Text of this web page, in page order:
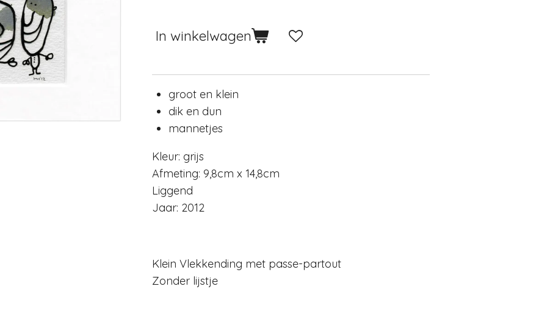
In winkelwagen
groot en klein
dik en dun
mannetjes
Kleur: grijs
Afmeting: 9,8cm x 14,8cm
Liggend
Jaar: 2012
Klein Vlekkending met passe-partout
Zonder lijstje